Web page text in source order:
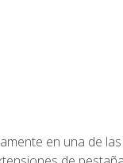
en una de